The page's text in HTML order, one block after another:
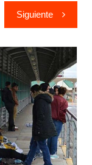
Siguiente